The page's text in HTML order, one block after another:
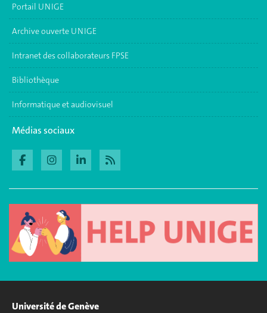
Portail UNIGE
Archive ouverte UNIGE
Intranet des collaborateurs FPSE
Bibliothèque
Informatique et audiovisuel
Médias sociaux
Université de Genève